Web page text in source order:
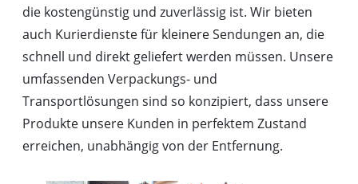
die kostengünstig und zuverlässig ist. Wir bieten
auch Kurierdienste für kleinere Sendungen an, die
schnell und direkt geliefert werden müssen. Unsere
umfassenden Verpackungs- und
Transportlösungen sind so konzipiert, dass unsere
Produkte unsere Kunden in perfektem Zustand
erreichen, unabhängig von der Entfernung.